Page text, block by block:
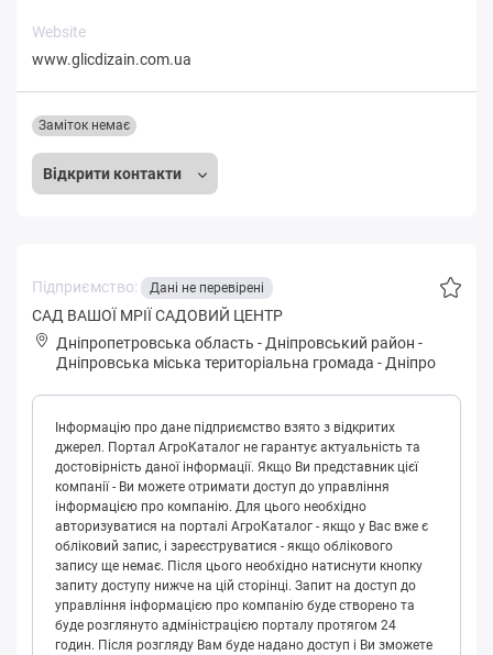
Website
www.glicdizain.com.ua
Відкрити контакти
Заміток немає
Підприємство: Дані не перевірені
САД ВАШОЇ МРІЇ САДОВИЙ ЦЕНТР
Дніпропетровська область - Дніпровський район -
Дніпpoвськa міська територіальна громада - Дніпро
Інформацію про дане підприємство взято з відкритих
джерел. Портал АгроКаталог не гарантує актуальність та
достовірність даної інформації. Якщо Ви представник цієї
компанії - Ви можете отримати доступ до управління
інформацією про компанію. Для цього необхідно
авторизуватися на порталі АгроКаталог - якщо у Вас вже є
обліковий запис, і зареєструватися - якщо облікового
запису ще немає. Після цього необхідно натиснути кнопку
запиту доступу нижче на цій сторінці. Запит на доступ до
управління інформацією про компанію буде створено та
буде розглянуто адміністрацією порталу протягом 24
годин. Після розгляду Вам буде надано доступ і Ви зможете